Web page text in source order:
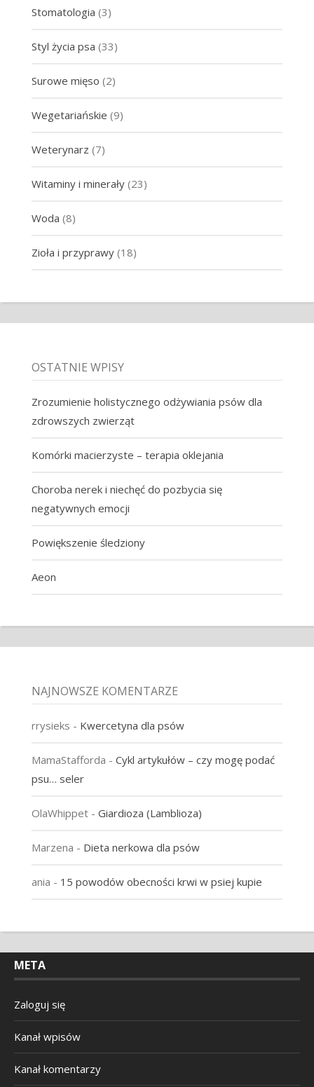
Stomatologia (3)
Styl życia psa (33)
Surowe mięso (2)
Wegetariańskie (9)
Weterynarz (7)
Witaminy i minerały(23)
Woda (8)
Zioła i przyprawy(18)
OSTATNIE WPISY
Zrozumienie holistycznego odżywiania psów dla
zdrowszych zwierząt
Komórki macierzyste – terapia oklejania
Choroba nerek i niechęć do pozbycia się
negatywnych emocji
Powiększenie śledziony
Aeon
NAJNOWSZE KOMENTARZE
rrysieks - Kwercetyna dla psów
MamaStafforda - Cykl artykułów – czy mogę podać
psu… seler
OlaWhippet- Giardioza (Lamblioza)
Marzena - Dieta nerkowa dla psów
ania - 15 powodów obecności krwi w psiej kupie
META
Zaloguj się
Kanał wpisów
Kanał komentarzy